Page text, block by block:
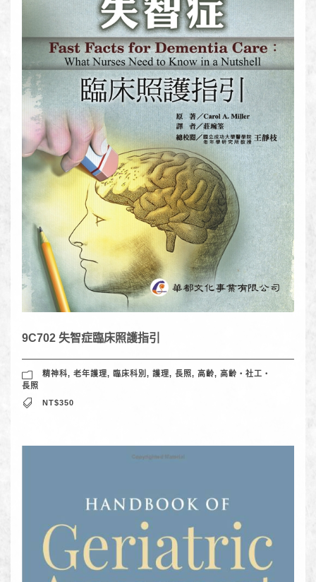
9C702 失智症臨床照護指引
精神科, 老年護理, 臨床科別 , 護理, 長照, 高齡, 高齡‧社工‧
長照
NT$350